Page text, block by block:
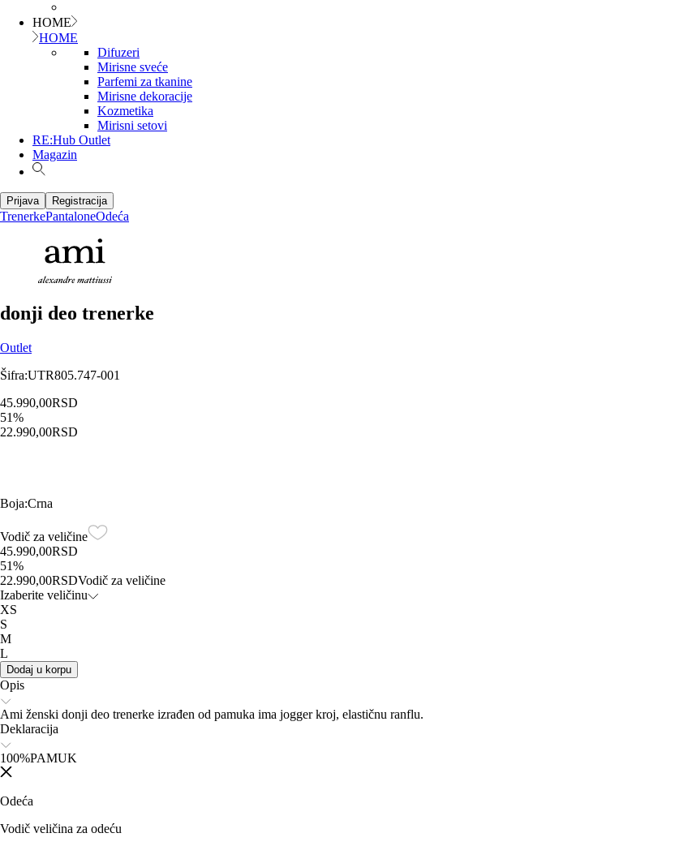
HOME
HOME
Difuzeri
Mirisne sveće
Parfemi za tkanine
Mirisne dekoracije
Kozmetika
Mirisni setovi
RE:Hub Outlet
Magazin
Prijava Registracija
TrenerkePantaloneOdeća
donji deo trenerke
Outlet
Šifra:UTR805.747-001
45.990,00RSD
51%
22.990,00RSD
Boja:Crna
Vodič za veličine
45.990,00RSD
51%
22.990,00RSDVodič za veličine
Izaberite veličinu
XS
S
M
L
Dodaj u korpu
Opis
Ami ženski donji deo trenerke izrađen od pamuka ima jogger kroj, elastičnu ranflu.
Deklaracija
100%PAMUK
Odeća
Vodič veličina za odeću